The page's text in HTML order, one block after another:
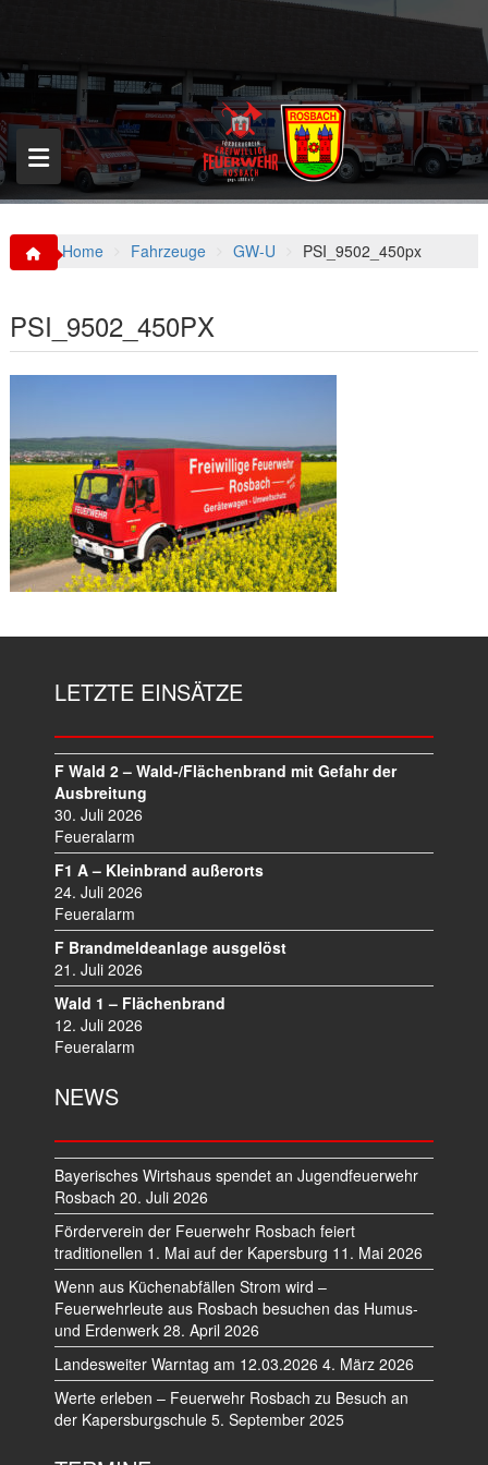
p
o
c
o
n
t
Home Fahrzeuge GW-U PSI_9502_450px
PSI_9502_450PX
LETZTE EINSÄTZE
F Wald 2 – Wald-/Flächenbrand mit Gefahr der
Ausbreitung
30. Juli 2026
Feueralarm
F1 A – Kleinbrand außerorts
24. Juli 2026
Feueralarm
F Brandmeldeanlage ausgelöst
21. Juli 2026
Wald 1 – Flächenbrand
12. Juli 2026
Feueralarm
NEWS
Bayerisches Wirtshaus spendet an Jugendfeuerwehr
Rosbach 20. Juli 2026
Förderverein der Feuerwehr Rosbach feiert
traditionellen 1. Mai auf der Kapersburg 11. Mai 2026
Wenn aus Küchenabfällen Strom wird –
Feuerwehrleute aus Rosbach besuchen das Humus-
und Erdenwerk 28. April 2026
Landesweiter Warntag am 12.03.2026 4. März 2026
Werte erleben – Feuerwehr Rosbach zu Besuch an
der Kapersburgschule 5. September 2025